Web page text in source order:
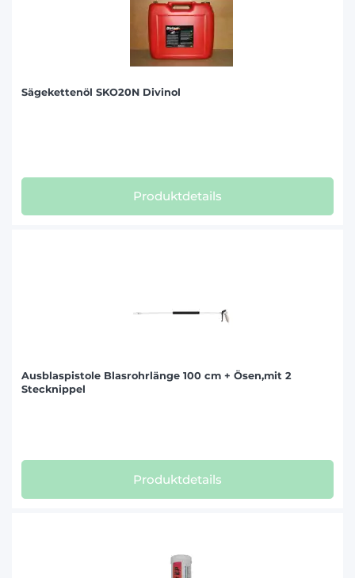
Sägekettenöl SKO20N Divinol
Produktdetails
Ausblaspistole Blasrohrlänge 100 cm + Ösen,mit 2
Stecknippel
Produktdetails